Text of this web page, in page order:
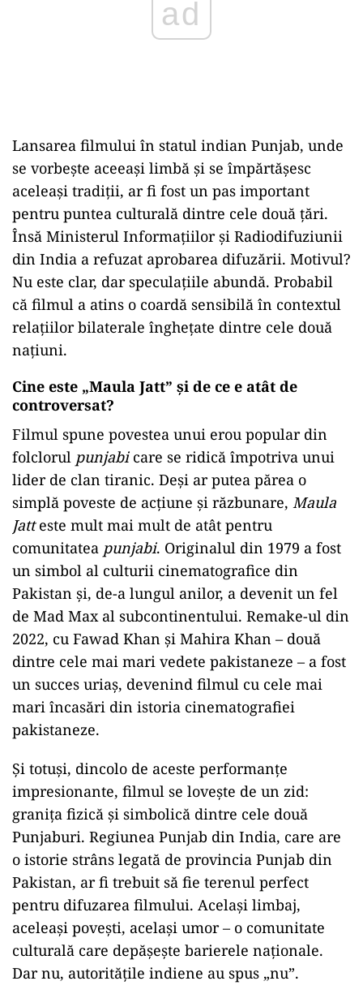
Lansarea filmului în statul indian Punjab, unde
se vorbește aceeași limbă și se împărtășesc
aceleași tradiții, ar fi fost un pas important
pentru puntea culturală dintre cele două țări.
Însă Ministerul Informațiilor și Radiodifuziunii
din India a refuzat aprobarea difuzării. Motivul?
Nu este clar, dar speculațiile abundă. Probabil
că filmul a atins o coardă sensibilă în contextul
relațiilor bilaterale înghețate dintre cele două
națiuni.
Cine este „Maula Jatt” și de ce e atât de
controversat?
Filmul spune povestea unui erou popular din
folclorul punjabicare se ridică împotriva unui
lider de clan tiranic. Deși ar putea părea o
simplă poveste de acțiune și răzbunare, Maula
Jatteste mult mai mult de atât pentru
comunitatea punjabi. Originalul din 1979 a fost
un simbol al culturii cinematografice din
Pakistan și, de-a lungul anilor, a devenit un fel
de Mad Max al subcontinentului. Remake-ul din
2022, cu Fawad Khan și Mahira Khan – două
dintre cele mai mari vedete pakistaneze – a fost
un succes uriaș, devenind filmul cu cele mai
mari încasări din istoria cinematografiei
pakistaneze.
Și totuși, dincolo de aceste performanțe
impresionante, filmul se lovește de un zid:
granița fizică și simbolică dintre cele două
Punjaburi. Regiunea Punjab din India, care are
o istorie strâns legată de provincia Punjab din
Pakistan, ar fi trebuit să fie terenul perfect
pentru difuzarea filmului. Același limbaj,
aceleași povești, același umor – o comunitate
culturală care depășește barierele naționale.
Dar nu, autoritățile indiene au spus „nu”.